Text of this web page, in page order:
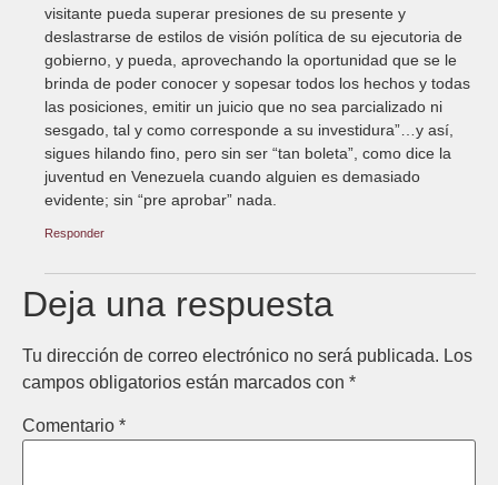
visitante pueda superar presiones de su presente y
deslastrarse de estilos de visión política de su ejecutoria de
gobierno, y pueda, aprovechando la oportunidad que se le
brinda de poder conocer y sopesar todos los hechos y todas
las posiciones, emitir un juicio que no sea parcializado ni
sesgado, tal y como corresponde a su investidura”…y así,
sigues hilando fino, pero sin ser “tan boleta”, como dice la
juventud en Venezuela cuando alguien es demasiado
evidente; sin “pre aprobar” nada.
Responder
Deja una respuesta
Tu dirección de correo electrónico no será publicada. Los
campos obligatorios están marcados con *
Comentario *